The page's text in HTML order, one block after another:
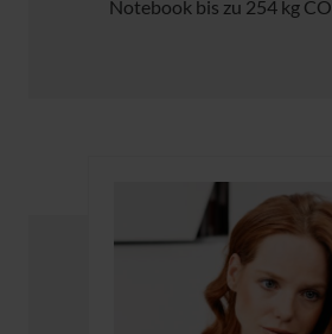
Notebook bis zu 254 kg CO